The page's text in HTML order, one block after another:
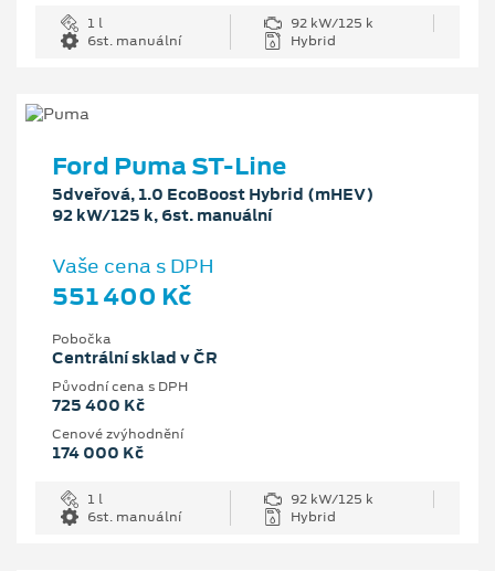
1 l
92 kW/125 k
6st. manuální
Hybrid
Ford Puma ST-Line
5dveřová, 1.0 EcoBoost Hybrid (mHEV)
92 kW/125 k, 6st. manuální
Vaše cena s DPH
551 400 Kč
Pobočka
Centrální sklad v ČR
Původní cena s DPH
725 400 Kč
Cenové zvýhodnění
174 000 Kč
1 l
92 kW/125 k
6st. manuální
Hybrid